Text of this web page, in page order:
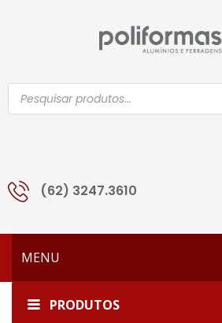
Pesquisar
produtos
(62) 3247.3610
MENU
HOMEPRODUTOS
Home 25-540